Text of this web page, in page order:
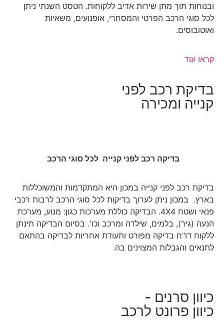
ובנוחות תוך מתן שירות אדיב ללקוחות. הטסט השנתי ניתן
לכל סוגי הרכב הפרטי והמסחרי, אופנועים, משאיות
ואוטובוסים.
קראו עוד
בדיקת רכב לפני
קנייה ומכירה
בדיקה רכב לפני קנייה לכל סוגי הרכב
בדיקת רכב לפני קנייה במכון היא המתקדמות והמשוכללות
בארץ. במכון ניתן לערוך בדיקות לכל סוגי הרכב לרבות רכבי
פנאי ושטח 4X4.
הבדיקה כוללת מערכות כגון: מנוע, מערכת
הנעה (גיר), בלמים, שילדה ומרכב וכו'. בסיום הבדיקה תינתן
ללקוח דו"ח בדיקה מפורט ותעודת אחריות לבדיקה בהתאם
לתנאים והגבלות המצוינים בה.
כיוון סרנים -
כיוון פרונט לרכב